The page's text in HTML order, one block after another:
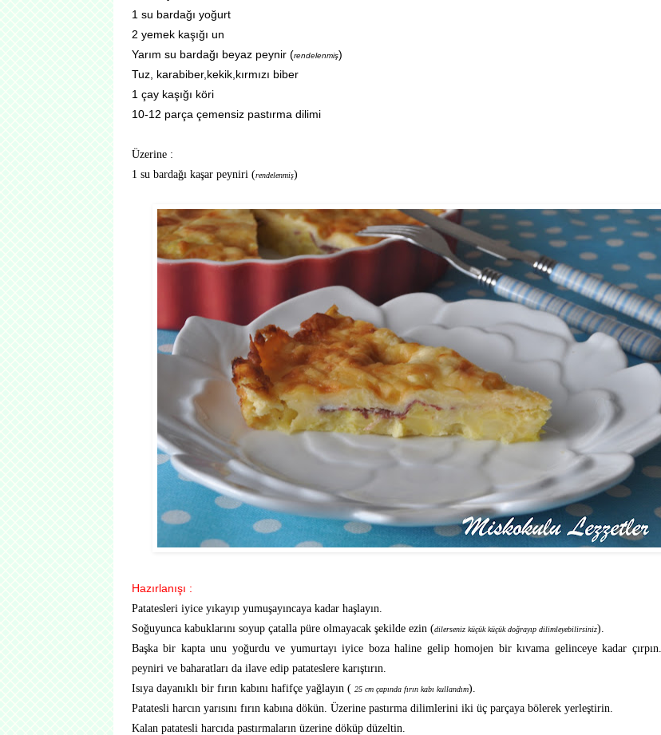
1 su bardağı yoğurt
2 yemek kaşığı un
Yarım su bardağı beyaz peynir (rendelenmiş)
Tuz, karabiber,kekik,kırmızı biber
1 çay kaşığı köri
10-12 parça çemensiz pastırma dilimi
Üzerine :
1 su bardağı kaşar peyniri (rendelenmiş)
Hazırlanışı :
Patatesleri iyice yıkayıp yumuşayıncaya kadar haşlayın.
Soğuyunca kabuklarını soyup çatalla püre olmayacak şekilde ezin (dilerseniz küçük küçük doğrayıp dilimleyebilirsiniz).
Başka bir kapta unu yoğurdu ve yumurtayı iyice boza haline gelip homojen bir kıvama gelinceye kadar çırpın.
peyniri ve baharatları da ilave edip patateslere karıştırın.
Isıya dayanıklı bir fırın kabını hafifçe yağlayın ( 25 cm çapında fırın kabı kullandım).
Patatesli harcın yarısını fırın kabına dökün. Üzerine pastırma dilimlerini iki üç parçaya bölerek yerleştirin.
Kalan patatesli harcıda pastırmaların üzerine döküp düzeltin.